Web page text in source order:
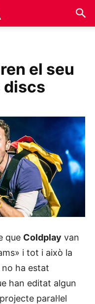
el seu
discs
que Coldplay van
i tot i això la
ha estat
han editat algun
paral·lel